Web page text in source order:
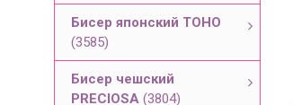
Бисер японский TOHO
(3585)
Бисер чешский
PRECIOSA (3804)